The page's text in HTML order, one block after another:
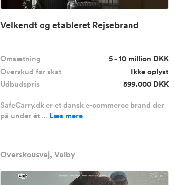
Velkendt og etableret Rejsebrand
Omsætning
5 - 10 million DKK
Overskud før skat
Ikke oplyst
Udbudspris
599.000 DKK
SafeCarry.dk er et dansk e-commerce brand der
på under ét ... Læs mere
Overskousvej, Valby